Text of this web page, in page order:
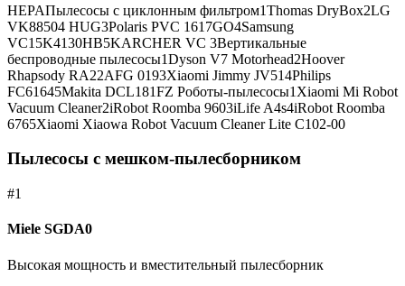
HEPAПылесосы с циклонным фильтром1Thomas DryBox2LG
VK88504 HUG3Polaris PVC 1617GO4Samsung
VC15K4130HB5KARCHER VC 3Вертикальные
беспроводные пылесосы1Dyson V7 Motorhead2Hoover
Rhapsody RA22AFG 0193Xiaomi Jimmy JV514Philips
FC61645Makita DCL181FZ Роботы-пылесосы1Xiaomi Mi Robot
Vacuum Cleaner2iRobot Roomba 9603iLife A4s4iRobot Roomba
6765Xiaomi Xiaowa Robot Vacuum Cleaner Lite C102-00
Пылесосы с мешком-пылесборником
#1
Miele SGDA0
Высокая мощность и вместительный пылесборник